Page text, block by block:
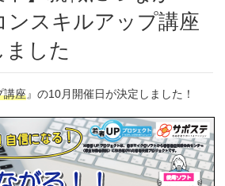
ンスキルアップ講座
した
講座』の10月開催日が決定しました！